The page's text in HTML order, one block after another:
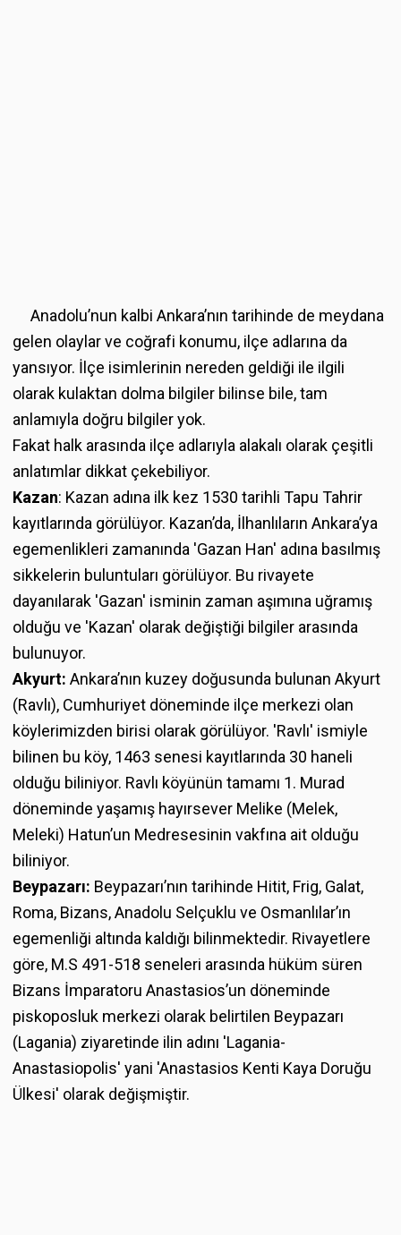
Anadolu’nun kalbi Ankara’nın tarihinde de meydana
gelen olaylar ve coğrafi konumu, ilçe adlarına da
yansıyor. İlçe isimlerinin nereden geldiği ile ilgili
olarak kulaktan dolma bilgiler bilinse bile, tam
anlamıyla doğru bilgiler yok.
Fakat halk arasında ilçe adlarıyla alakalı olarak çeşitli
anlatımlar dikkat çekebiliyor.
Kazan: Kazan adına ilk kez 1530 tarihli Tapu Tahrir
kayıtlarında görülüyor. Kazan’da, İlhanlıların Ankara’ya
egemenlikleri zamanında 'Gazan Han' adına basılmış
sikkelerin buluntuları görülüyor. Bu rivayete
dayanılarak 'Gazan' isminin zaman aşımına uğramış
olduğu ve 'Kazan' olarak değiştiği bilgiler arasında
bulunuyor.
Akyurt: Ankara’nın kuzey doğusunda bulunan Akyurt
(Ravlı), Cumhuriyet döneminde ilçe merkezi olan
köylerimizden birisi olarak görülüyor. 'Ravlı' ismiyle
bilinen bu köy, 1463 senesi kayıtlarında 30 haneli
olduğu biliniyor. Ravlı köyünün tamamı 1. Murad
döneminde yaşamış hayırsever Melike (Melek,
Meleki) Hatun’un Medresesinin vakfına ait olduğu
biliniyor.
Beypazarı: Beypazarı’nın tarihinde Hitit, Frig, Galat,
Roma, Bizans, Anadolu Selçuklu ve Osmanlılar’ın
egemenliği altında kaldığı bilinmektedir. Rivayetlere
göre, M.S 491-518 seneleri arasında hüküm süren
Bizans İmparatoru Anastasios’un döneminde
piskoposluk merkezi olarak belirtilen Beypazarı
(Lagania) ziyaretinde ilin adını 'Lagania-
Anastasiopolis' yani 'Anastasios Kenti Kaya Doruğu
Ülkesi' olarak değişmiştir.